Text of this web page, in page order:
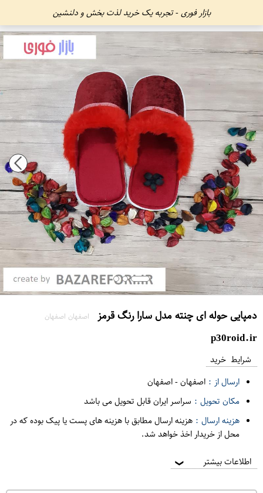
بازار فوری - تجربه یک خرید لذت بخش و دلنشین
دمپایی حوله ای چنته مدل سارا رنگ قرمز اصفهان اصفهان
p30roid.ir
شرایط خرید
ارسال از : اصفهان-اصفهان
مکان تحویل : سراسر ایران قابل تحویل می باشد
هزینه ارسال : هزینه ارسال مطابق با هزینه های پست یا پیک بوده که در
محل از خریدار اخذ خواهد شد.
اطلاعات بیشتر ❯